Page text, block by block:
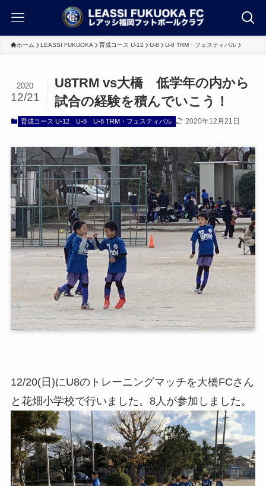
ホーム LEASSI FUKUOKA 育成コース U-12 U-8 U-8 TRM・フェスティバル
U8TRM vs大橋 低学年の内から
試合の経験を積んでいこう！
2020
12/21
育成コース U-12 U-8 U-8 TRM・フェスティバル 2020年12月21日
12/20(日)にU8のトレーニングマッチを大橋FCさん
と花畑小学校で行いました。8人が参加しました。